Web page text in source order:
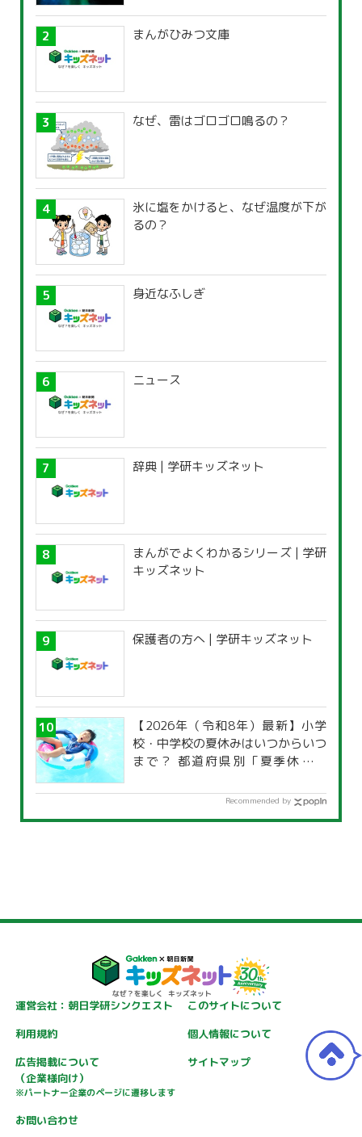
まんがひみつ文庫
なぜ、雷はゴロゴロ鳴るの？
氷に塩をかけると、なぜ温度が下が
るの？
身近なふしぎ
ニュース
辞典 | 学研キッズネット
まんがでよくわかるシリーズ | 学研
キッズネット
保護者の方へ | 学研キッズネット
【2026年（令和8年）最新】小学
校・中学校の夏休みはいつからいつ
まで？ 都道府県別「夏季休暇一
Recommended by
運営会社：朝日学研シンクエスト
このサイトについて
利用規約
個人情報について
広告掲載について
（企業様向け）
※パートナー企業のページに遷移します
サイトマップ
お問い合わせ